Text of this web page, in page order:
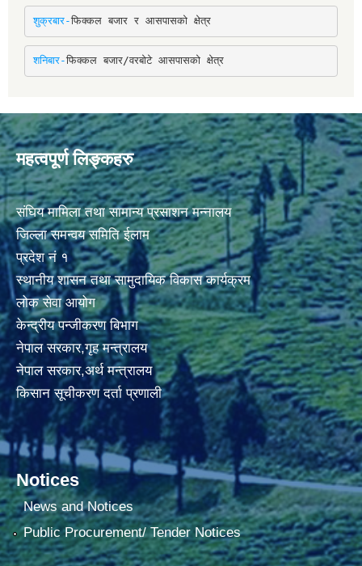
शुक्रबार-फिक्कल बजार र आसपासको क्षेत्र
शनिबार-फिक्कल बजार/वरबोटे आसपासको क्षेत्र
महत्वपूर्ण लिङ्कहरु
संघिय मामिला तथा सामान्य प्रसाशन मन्नालय
जिल्ला समन्वय समिति ईलाम
प्रदेश नं १
स्थानीय शासन तथा सामुदायिक विकास कार्यक्रम
लोक सेवा आयोग
केन्द्रीय पन्जीकरण बिभाग
नेपाल सरकार,गृह मन्त्रालय
नेपाल सरकार,अर्थ मन्त्रालय
किसान सूचीकरण दर्ता प्रणाली
Notices
News and Notices
Public Procurement/ Tender Notices